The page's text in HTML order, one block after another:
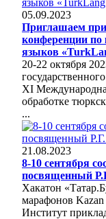
05.09.2023
Приглашаем
конференции по
языков
20-22 октября
ХI
обработке
...
21.08.2023
8-10 сентября
посвященный
Хакатон
марафонов
Институт